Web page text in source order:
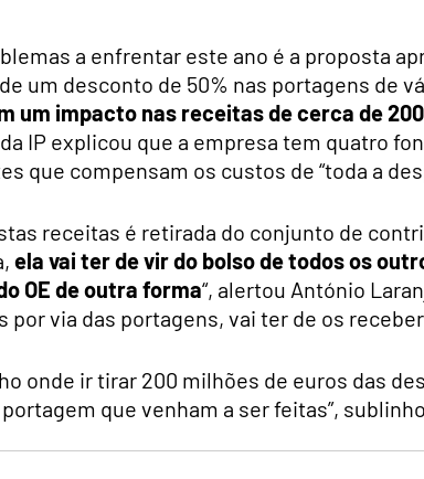
a enfrentar este ano é a proposta
um desconto de 50% nas portagens de
um impacto nas receitas de cerca de
IP explicou que a empresa tem quatro
que compensam os custos de “toda a
receitas é retirada do conjunto de
ela vai ter de vir do bolso de todos os
OE de outra forma“, alertou António
por via das portagens, vai ter de os
onde ir tirar 200 milhões de euros das
que venham a ser feitas”,